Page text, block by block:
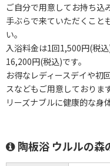
ご自分で用意してお持ち込
手ぶらで来ていただくこと
い。
入浴料金は1回1,500円(税
16,200円(税込)です。
お得なレディースデイや初
スなどもご用意しております
リーズナブルに健康的な身
陶板浴 ウルルの森